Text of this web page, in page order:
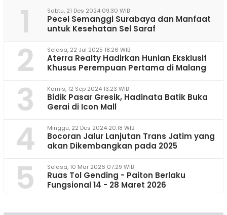
1 Sabtu, 21 Des 2024 09:30 WIB
Pecel Semanggi Surabaya dan Manfaat
untuk Kesehatan Sel Saraf
2 Selasa, 22 Jul 2025 18:26 WIB
Aterra Realty Hadirkan Hunian Eksklusif
Khusus Perempuan Pertama di Malang
3 Kamis, 12 Sep 2024 13:23 WIB
Bidik Pasar Gresik, Hadinata Batik Buka
Gerai di Icon Mall
4 Minggu, 22 Des 2024 20:18 WIB
Bocoran Jalur Lanjutan Trans Jatim yang
akan Dikembangkan pada 2025
5 Selasa, 10 Mar 2026 07:29 WIB
Ruas Tol Gending - Paiton Berlaku
Fungsional 14 - 28 Maret 2026